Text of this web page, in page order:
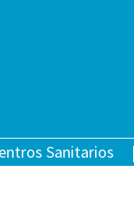
Sanitarios